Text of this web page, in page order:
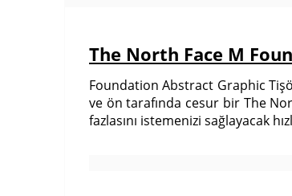
The North Face M
Foundation Abstract Graphic
ve ön tarafında cesur bir The
fazlasını istemenizi sağlayacak